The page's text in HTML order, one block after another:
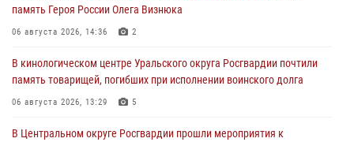
память Героя России Олега Визнюка
06 августа 2026, 14:36 2
В кинологическом центре Уральского округа Росгвардии почтили
память товарищей, погибших при исполнении воинского долга
06 августа 2026, 13:29 5
В Центральном округе Росгвардии прошли мероприятия к